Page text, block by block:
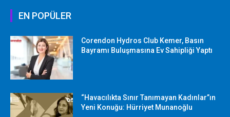
EN POPÜLER
Corendon Hydros Club Kemer, Basın
Bayramı Buluşmasına Ev Sahipliği Yaptı
“Havacılıkta Sınır Tanımayan Kadınlar”ın
Yeni Konuğu: Hürriyet Munanoğlu